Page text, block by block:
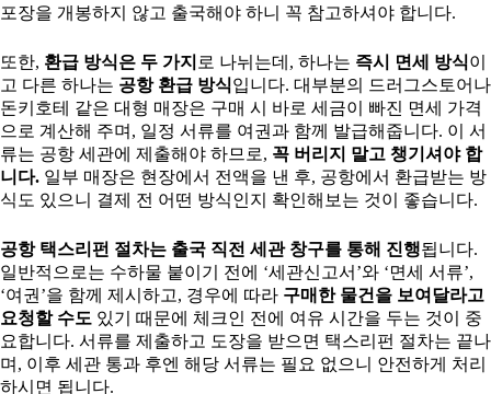
포장을 개봉하지 않고 출국해야 하니 꼭 참고하셔야 합니다.
또한, 환급 방식은 두 가지 로 나뉘는데, 하나는 즉시 면세 방식이
고 다른 하나는 공항 환급 방식입니다. 대부분의 드러그스토어나
돈키호테 같은 대형 매장은 구매 시 바로 세금이 빠진 면세 가격
으로 계산해 주며, 일정 서류를 여권과 함께 발급해줍니다. 이 서
류는 공항 세관에 제출해야 하므로, 꼭 버리지 말고 챙기셔야 합
니다. 일부 매장은 현장에서 전액을 낸 후, 공항에서 환급받는 방
식도 있으니 결제 전 어떤 방식인지 확인해보는 것이 좋습니다.
공항 택스리펀 절차는 출국 직전 세관 창구를 통해 진행됩니다.
일반적으로는 수하물 붙이기 전에 ‘세관신고서’와 ‘면세 서류’,
‘여권’을 함께 제시하고, 경우에 따라 구매한 물건을 보여달라고
요청할 수도 있기 때문에 체크인 전에 여유 시간을 두는 것이 중
요합니다. 서류를 제출하고 도장을 받으면 택스리펀 절차는 끝나
며, 이후 세관 통과 후엔 해당 서류는 필요 없으니 안전하게 처리
하시면 됩니다.